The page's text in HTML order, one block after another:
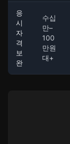
응
시
자
격
보
완
수십
만–
100
만원
대+